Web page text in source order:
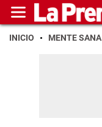
INICIO MENTE SANA